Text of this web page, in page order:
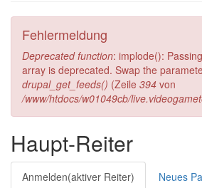
Fehlermeldung
Deprecated function: implode():
array is deprecated. Swap the
drupal_get_feeds() (Zeile 394 von
/www/htdocs/w01049cb/
Haupt-Reiter
Anmelden(aktiver Reiter)
Neues